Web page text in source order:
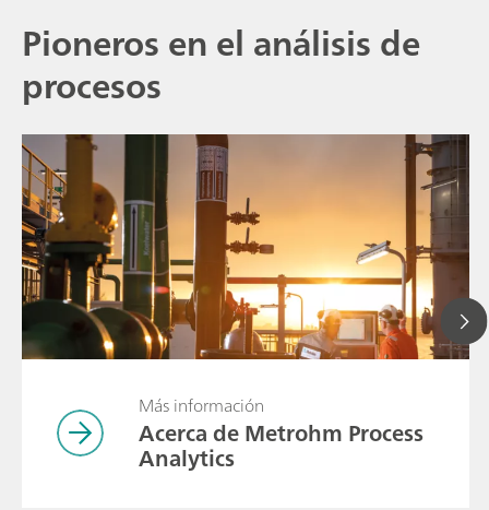
Pioneros en el análisis de
procesos
Más información
Acerca de Metrohm Process
Analytics